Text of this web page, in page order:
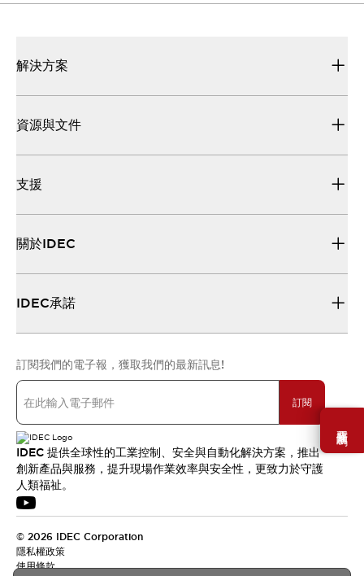
需要幫助嗎？
解決方案
資源與文件
支援
關於IDEC
IDEC承諾
訂閱我們的電子報，獲取我們的最新訊息!
訂閱
IDEC 提供全球性的工業控制、安全與自動化解決方案，推出
創新產品與服務，提升現場作業效率與安全性，更致力於守護
人類福祉。
© 2026 IDEC Corporation
隱私權政策
使用條款